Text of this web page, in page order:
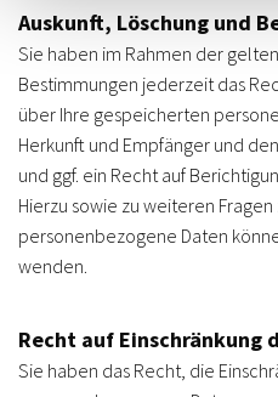
Auskunft, Löschung und
Sie haben im Rahmen der
Bestimmungen jederzeit das
über Ihre gespeicherten
Herkunft und Empfänger und
und ggf. ein Recht auf
Hierzu sowie zu weiteren
personenbezogene Daten
wenden.
Recht auf Einschränkung
Sie haben das Recht, die